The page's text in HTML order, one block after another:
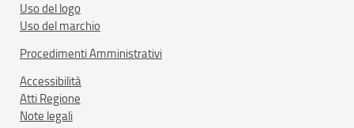
Uso del logo
Uso del marchio
Procedimenti Amministrativi
Accessibilità
Atti Regione
Note legali